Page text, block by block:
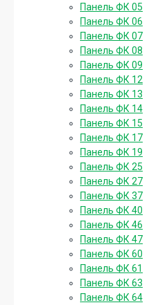
Панель ФК 05
Панель ФК 06
Панель ФК 07
Панель ФК 08
Панель ФК 09
Панель ФК 12
Панель ФК 13
Панель ФК 14
Панель ФК 15
Панель ФК 17
Панель ФК 19
Панель ФК 25
Панель ФК 27
Панель ФК 37
Панель ФК 40
Панель ФК 46
Панель ФК 47
Панель ФК 60
Панель ФК 61
Панель ФК 63
Панель ФК 64